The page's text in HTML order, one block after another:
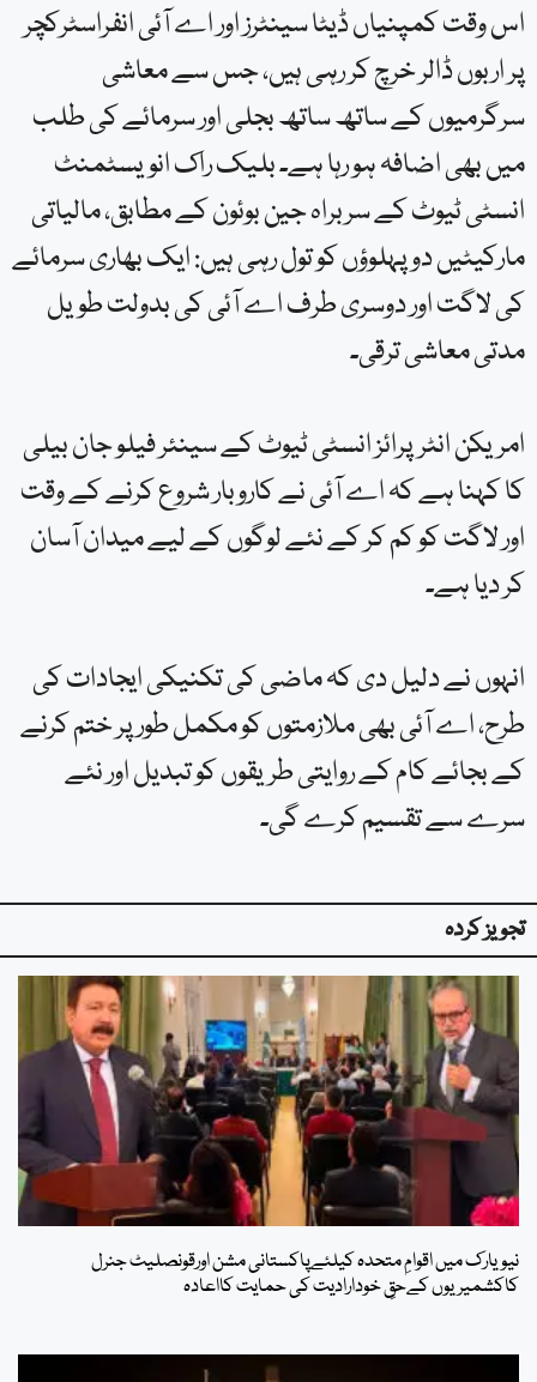
اس وقت کمپنیاں ڈیٹا سینٹرز اور اے آئی انفراسٹرکچر
پر اربوں ڈالر خرچ کر رہی ہیں، جس سے معاشی
سرگرمیوں کے ساتھ ساتھ بجلی اور سرمائے کی طلب
میں بھی اضافہ ہو رہا ہے۔ بلیک راک انویسٹمنٹ
انسٹی ٹیوٹ کے سربراہ جین بوئون کے مطابق، مالیاتی
مارکیٹیں دو پہلوؤں کو تول رہی ہیں: ایک بھاری سرمائے
کی لاگت اور دوسری طرف اے آئی کی بدولت طویل
مدتی معاشی ترقی۔
امریکن انٹرپرائز انسٹی ٹیوٹ کے سینئر فیلو جان بیلی
کا کہنا ہے کہ اے آئی نے کاروبار شروع کرنے کے وقت
اور لاگت کو کم کر کے نئے لوگوں کے لیے میدان آسان
کر دیا ہے۔
انہوں نے دلیل دی کہ ماضی کی تکنیکی ایجادات کی
طرح، اے آئی بھی ملازمتوں کو مکمل طور پر ختم کرنے
کے بجائے کام کے روایتی طریقوں کو تبدیل اور نئے
سرے سے تقسیم کرے گی۔
تجویز کردہ
نیویارک میں اقوامِ متحدہ کیلئےپاکستانی مشن اورقونصلیٹ جنرل
کاکشمیریوں کےحقِ خودارادیت کی حمایت کااعادہ